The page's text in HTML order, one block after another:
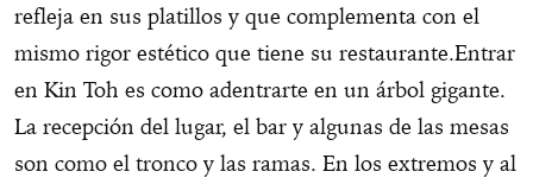
refleja en sus platillos y que complementa con el
mismo rigor estético que tiene su restaurante.Entrar
en Kin Toh es como adentrarte en un árbol gigante.
La recepción del lugar, el bar y algunas de las mesas
son como el tronco y las ramas. En los extremos y al